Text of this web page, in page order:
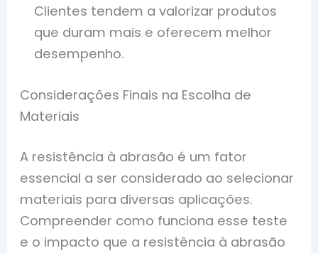
Clientes tendem a valorizar produtos
que duram mais e oferecem melhor
desempenho.
Considerações Finais na Escolha de
Materiais
A resistência à abrasão é um fator
essencial a ser considerado ao selecionar
materiais para diversas aplicações.
Compreender como funciona esse teste
e o impacto que a resistência à abrasão